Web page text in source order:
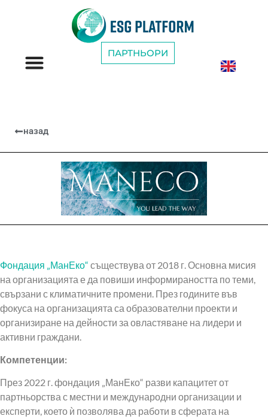
ПАРТНЬОРИ
назад
Фондация „МанЕко“ съществува от 2018 г. Основна мисия
на организацията е да повиши информираността по теми,
свързани с климатичните промени. През годините във
фокуса на организацията са образователни проекти и
организиране на дейности за овластяване на лидери и
активни граждани.
Компетенции:
През 2022 г. фондация „МанЕко“ разви капацитет от
партньорства с местни и международни организации и
експерти, което ѝ позволява да работи в сферата на